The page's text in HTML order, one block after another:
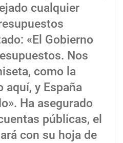
cualquier
«El Gobierno
Nos
como la
aquí, y España
Ha asegurado
públicas, el
con su hoja de